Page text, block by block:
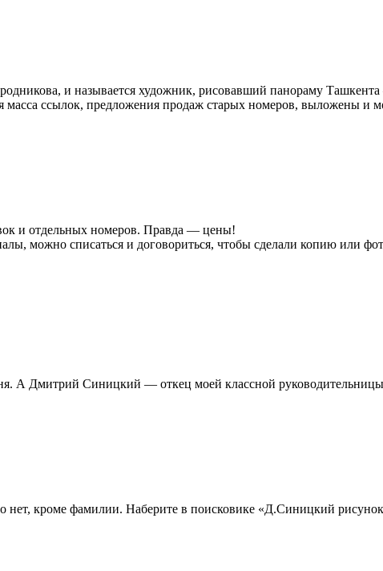
и называется художник, рисовавший панораму
масса ссылок, предложения продаж старых номеров, выложены и
и отдельных номеров. Правда — цены!
можно списаться и договориться, чтобы сделали копию или
А Дмитрий Синицкий — откец моей классной
нет, кроме фамилии. Наберите в поисковике «Д.Синицкий